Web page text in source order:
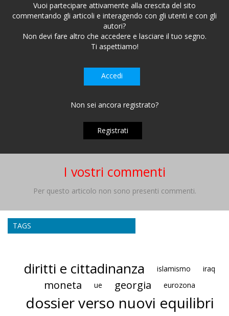
Vuoi partecipare attivamente alla crescita del sito
commentando gli articoli e interagendo con gli utenti e con gli
autori?
Non devi fare altro che accedere e lasciare il tuo segno.
Ti aspettiamo!
Accedi
Non sei ancora registrato?
Registrati
I vostri commenti
Per questo articolo non sono presenti commenti.
TAGS
diritti e cittadinanza islamismo iraq
moneta ue georgia eurozona
dossier verso nuovi equilibri